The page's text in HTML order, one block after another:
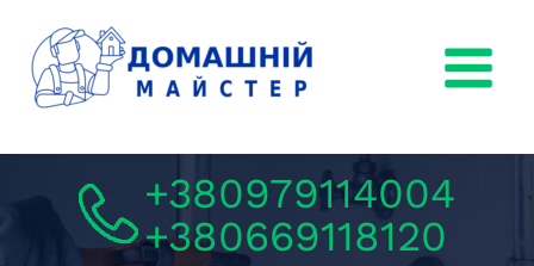
содержимому
+380979114004
+380669118120